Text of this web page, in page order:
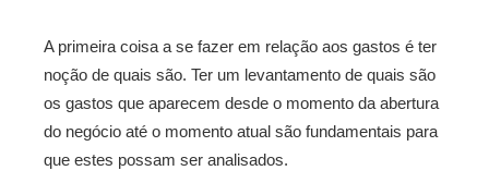
A primeira coisa a se fazer em relação aos gastos é ter
noção de quais são. Ter um levantamento de quais são
os gastos que aparecem desde o momento da abertura
do negócio até o momento atual são fundamentais para
que estes possam ser analisados.